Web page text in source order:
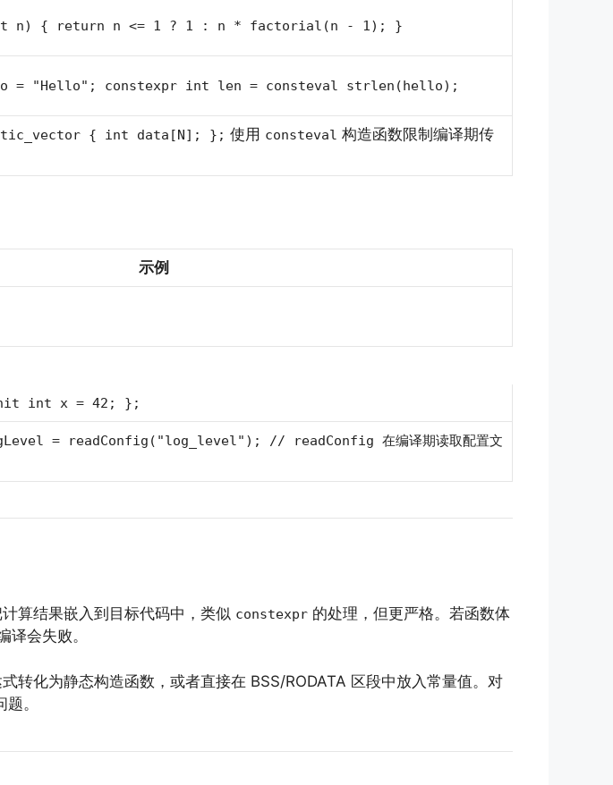
n) { return n <= 1 ? 1 : n * factorial(n - 1); }
= "Hello"; constexpr int len = consteval strlen(hello);
{ int data[N]; }; 使用 consteval 构造函数限制编译期传
示例
int x = 42; };
= readConfig("log_level"); // readConfig 在编译期读取配置文
算结果嵌入到目标代码中，类似 constexpr 的处理，但更严格。若函数体
译会失败。
转化为静态构造函数，或者直接在 BSS/RODATA 区段中放入常量值。对
。